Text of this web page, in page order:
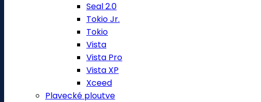
Seal 2.0
Tokio Jr.
Tokio
Vista
Vista Pro
Vista XP
Xceed
Plavecké ploutve